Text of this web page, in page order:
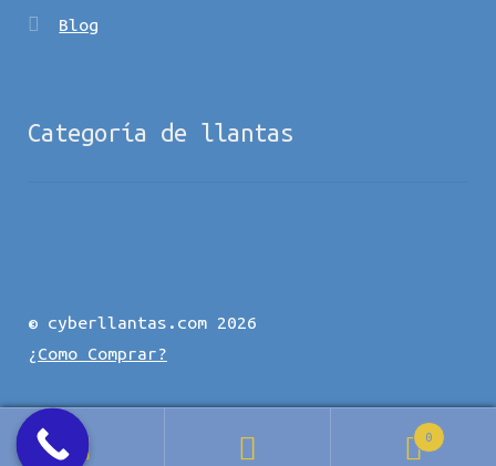
Blog
Categoría de llantas
© cyberllantas.com 2026
¿Como Comprar?
0